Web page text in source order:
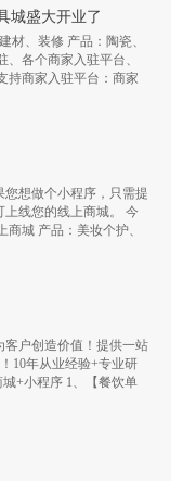
城盛大开业了
材、装修 产品：陶瓷、
各个商家入驻平台、
持商家入驻平台：商家
想做个小程序，只需提
线您的线上商城。 今
城 产品：美妆个护、
户创造价值！提供一站
10年从业经验+专业研
+小程序 1、【餐饮单